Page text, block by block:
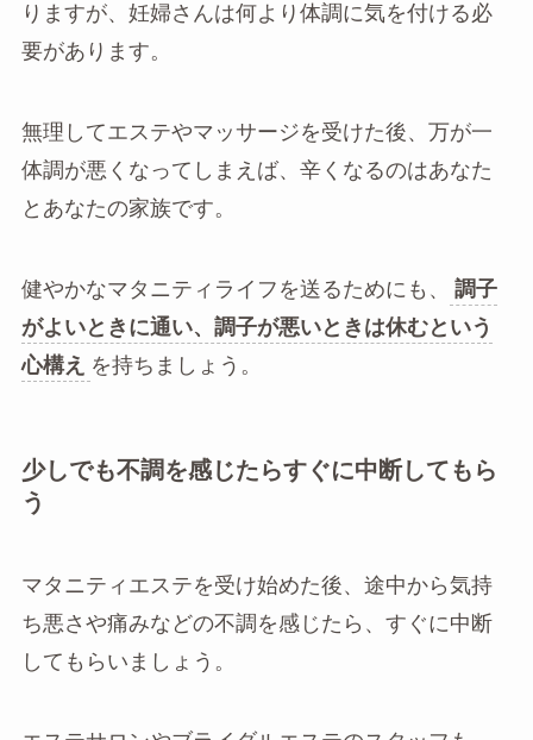
りますが、妊婦さんは何より体調に気を付ける必
要があります。
無理してエステやマッサージを受けた後、万が一
体調が悪くなってしまえば、辛くなるのはあなた
とあなたの家族です。
健やかなマタニティライフを送るためにも、
調子
がよいときに通い、調子が悪いときは休むという
心構え を持ちましょう。
少しでも不調を感じたらすぐに中断してもら
う
マタニティエステを受け始めた後、途中から気持
ち悪さや痛みなどの不調を感じたら、すぐに中断
してもらいましょう。